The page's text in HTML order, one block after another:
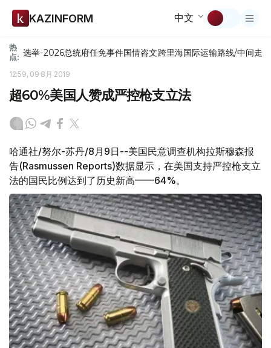
KAZINFORM 中文
热
点: 选举-2026总统府任免事件国情咨文跨里海国际运输路线/中间走廊
12:59, 09 8月 2019
超60%美国人赞成严控枪支立法
哈通社/努尔-苏丹/8月9日--美国民意调查机构拉斯穆森报
告(Rasmussen Reports)数据显示，在美国支持严控枪支立
法的国民比例达到了历史新高——64%。